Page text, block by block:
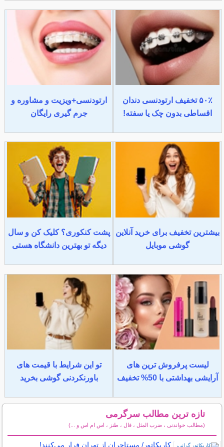
۵۰٪ تخفیف ارتودنسی دندان
اقساطی بدون چک یا سفته!
ارتودنسی+ویزیت و مشاوره و
جرم گیری رایگان
بیشترین تخفیف برای خرید آنلاین
گوشی موبایل
پشت کنکوری؟ کلیک کن و سال
دیگه تو بهترین دانشگاه هستی
لیست پرفروش ترین های
آرایشی بهداشتی با 50% تخفیف
تو این شرایط با قیمت های
باورنکردنی گوشی بخرید
تازه ترین مطالب سرگرمی
(مطالب خواندنی ، ضرب المثل ، فال ، طنز ، اس ام اس و ...)
کاریکاتور/ مستاجران از تهران فرار می‌کنند!